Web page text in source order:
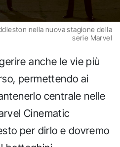
nella nuova stagione della
serie Marvel
anche le vie più
permettendo ai
centrale nelle
Cinematic
per dirlo e dovremo